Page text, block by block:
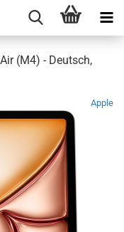
(M4) - Deutsch,
Apple